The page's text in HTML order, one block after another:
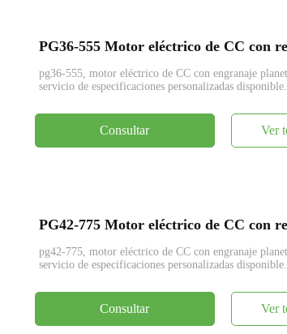
pg36-555, motor eléctrico de CC con engranaje
servicio de especificaciones personalizadas disponible.
Consultar Ver
pg42-775, motor eléctrico de CC con engranaje
servicio de especificaciones personalizadas disponible.
Consultar Ver